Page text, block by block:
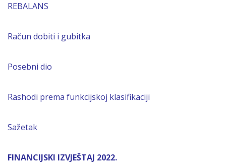
REBALANS
Račun dobiti i gubitka
Posebni dio
Rashodi prema funkcijskoj klasifikaciji
Sažetak
FINANCIJSKI IZVJEŠTAJ 2022.